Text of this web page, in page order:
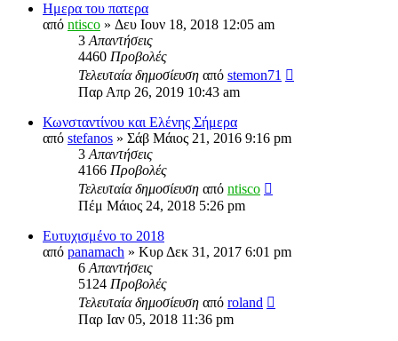
Ημερα του πατερα
από ntisco » Δευ Ιουν 18, 2018 12:05 am
3 Απαντήσεις
4460 Προβολές
Τελευταία δημοσίευση από stemon71
Παρ Απρ 26, 2019 10:43 am
Κωνσταντίνου και Ελένης Σήμερα
από stefanos » Σάβ Μάιος 21, 2016 9:16 pm
3 Απαντήσεις
4166 Προβολές
Τελευταία δημοσίευση από ntisco
Πέμ Μάιος 24, 2018 5:26 pm
Ευτυχισμένο το 2018
από panamach » Κυρ Δεκ 31, 2017 6:01 pm
6 Απαντήσεις
5124 Προβολές
Τελευταία δημοσίευση από roland
Παρ Ιαν 05, 2018 11:36 pm